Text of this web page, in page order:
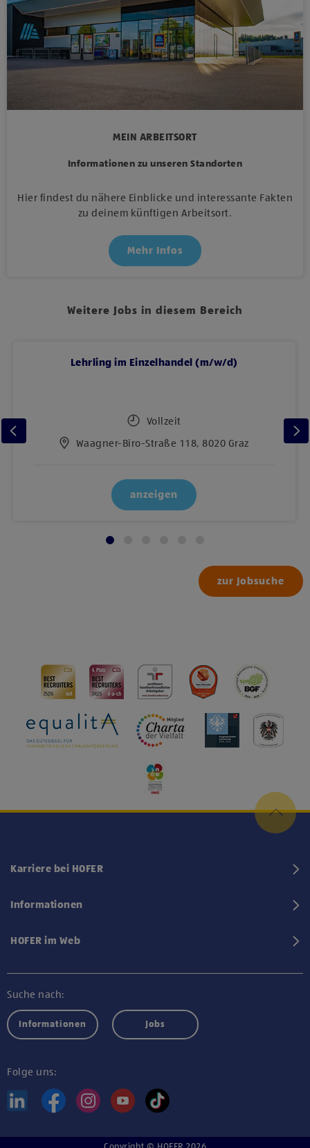
MEIN ARBEITSORT
Informationen zu unseren Standorten
Hier findest du nähere Einblicke und interessante Fakten
zu deinem künftigen Arbeitsort.
Mehr Infos
Weitere Jobs in diesem Bereich
Lehrling im Einzelhandel (m/w/d)
Vollzeit
Waagner-Biro-Straße 118, 8020 Graz
anzeigen
zur Jobsuche
Karriere bei HOFER
Informationen
HOFER im Web
Suche nach:
Informationen Jobs
Folge uns: